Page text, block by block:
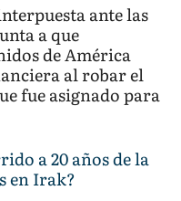
ante las
a que
de América
al robar el
fue asignado para
a 20 años de la
en Irak?